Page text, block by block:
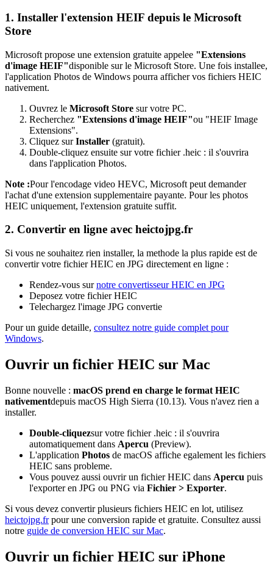
1. Installer l'extension HEIF depuis le Microsoft
Store
Microsoft propose une extension gratuite appelee "Extensions
d'image HEIF"disponible sur le Microsoft Store. Une fois installee,
l'application Photos de Windows pourra afficher vos fichiers HEIC
nativement.
Ouvrez le Microsoft Store sur votre PC.
Recherchez "Extensions d'image HEIF"ou "HEIF Image
Extensions".
Cliquez surInstaller (gratuit).
Double-cliquez ensuite sur votre fichier .heic : il s'ouvrira
dans l'application Photos.
Note :Pour l'encodage video HEVC, Microsoft peut demander
l'achat d'une extension supplementaire payante. Pour les photos
HEIC uniquement, l'extension gratuite suffit.
2. Convertir en ligne avec heictojpg.fr
Si vous ne souhaitez rien installer, la methode la plus rapide est de
convertir votre fichier HEIC en JPG directement en ligne :
Rendez-vous sur notre convertisseur HEIC en JPG
Deposez votre fichier HEIC
Telechargez l'image JPG convertie
Pour un guide detaille, consultez notre guide complet pour
Windows.
Ouvrir un fichier HEIC sur Mac
Bonne nouvelle : macOS prend en charge le format HEIC
nativementdepuis macOS High Sierra (10.13). Vous n'avez rien a
installer.
Double-cliquezsur votre fichier .heic : il s'ouvrira
automatiquement dans Apercu (Preview).
L'application Photos de macOS affiche egalement les fichiers
HEIC sans probleme.
Vous pouvez aussi ouvrir un fichier HEIC dans Apercu puis
l'exporter en JPG ou PNG via Fichier > Exporter.
Si vous devez convertir plusieurs fichiers HEIC en lot, utilisez
heictojpg.fr pour une conversion rapide et gratuite. Consultez aussi
notre guide de conversion HEIC sur Mac.
Ouvrir un fichier HEIC sur iPhone